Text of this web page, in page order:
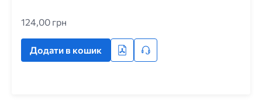
124,00 грн
Додати в кошик